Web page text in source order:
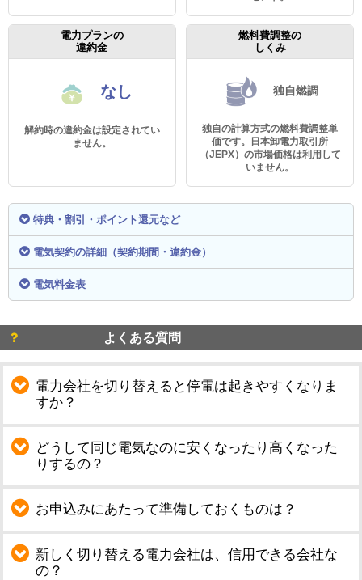
電力プランの
違約金
なし
解約時の違約金は設定されてい
ません。
燃料費調整の
しくみ
独自燃調
独自の計算方式の燃料費調整単
価です。日本卸電力取引所
（JEPX）の市場価格は利用して
いません。
特典・割引・ポイント還元など
電気契約の詳細（契約期間・違約金）
電気料金表
よくある質問
電力会社を切り替えると停電は起きやすくなりま
すか？
どうして同じ電気なのに安くなったり高くなった
りするの？
お申込みにあたって準備しておくものは？
新しく切り替える電力会社は、信用できる会社な
の？